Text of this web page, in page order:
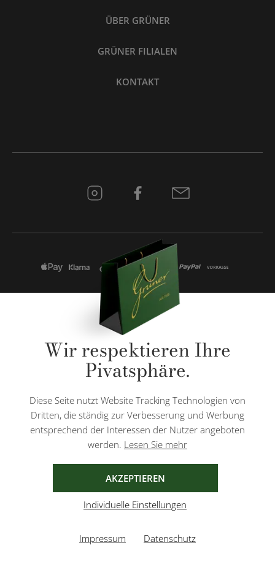
ÜBER GRÜNER
GRÜNER FILIALEN
KONTAKT
* Alle Preise inkl. gesetzl. Mehrwertsteuer zzgl.
Nachnahmegebühren, wenn nicht anders angegeben.
Diese Website ist durch reCAPTCHA geschützt und es gelten die
Wir respektieren Ihre
Pivatsphäre.
Diese Seite nutzt Website Tracking Technologien von
Dritten, die ständig zur Verbesserung und Werbung
entsprechend der Interessen der Nutzer angeboten
werden. Lesen Sie mehr
AKZEPTIEREN
Individuelle Einstellungen
Impressum Datenschutz